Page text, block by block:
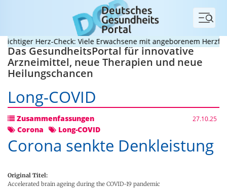
Menü
Herz-Check: Viele Erwachsene mit angeborenem
Das GesundheitsPortal für innovative
Arzneimittel, neue Therapien und neue
Heilungschancen
Long-COVID
Zusammenfassungen 27.10.25
Corona Long-COVID
Corona senkte Denkleistung
Original Titel:
Accelerated brain ageing during the COVID-19 pandemic